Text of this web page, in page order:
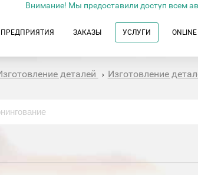
Внимание! Мы предоставили доступ всем
ПРЕДПРИЯТИЯ ЗАКАЗЫ УСЛУГИ
деталей › Изготовление